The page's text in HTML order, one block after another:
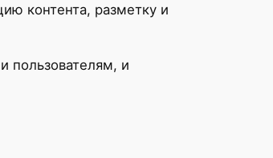
контента, разметку и
пользователям, и